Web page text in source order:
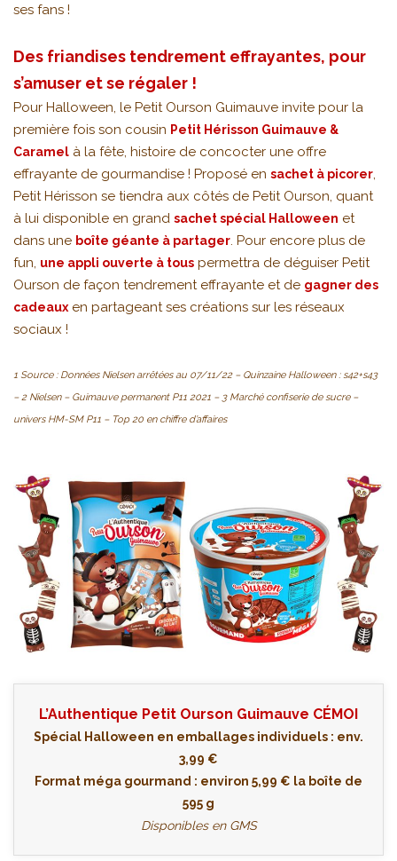
ses fans !
Des friandises tendrement effrayantes, pour
s’amuser et se régaler !
Pour Halloween, le Petit Ourson Guimauve invite pour la
première fois son cousin Petit Hérisson Guimauve &
Caramel à la fête, histoire de concocter une offre
effrayante de gourmandise ! Proposé en sachet à picorer,
Petit Hérisson se tiendra aux côtés de Petit Ourson, quant
à lui disponible en grand sachet spécial Halloween et
dans une boîte géante à partager. Pour encore plus de
fun, une appli ouverte à tous permettra de déguiser Petit
Ourson de façon tendrement effrayante et de gagner des
cadeauxen partageant ses créations sur les réseaux
sociaux !
1 Source : Données Nielsen arrêtées au 07/11/22 – Quinzaine Halloween : s42+s43
– 2 Nielsen – Guimauve permanent P11 2021 – 3 Marché confiserie de sucre –
univers HM-SM P11 – Top 20 en chiffre d’affaires
L’Authentique Petit Ourson Guimauve CÉMOI
Spécial Halloween en emballages individuels : env.
3,99 €
Format méga gourmand : environ 5,99 € la boîte de
595 g
Disponibles en GMS